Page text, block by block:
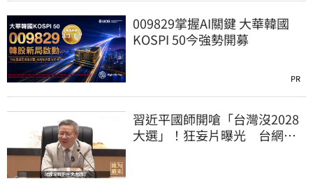
009829掌握AI關鍵 大華韓國
KOSPI 50今強勢開募
PR
習近平國師開嗆「台灣沒2028
大選」！狂妄片曝光 台網